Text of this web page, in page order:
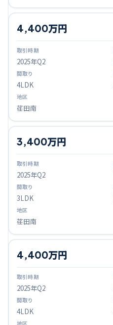
2025年Q2
4,400万円
4LDK
荏田南
2025年Q2
3,400万円
3LDK
荏田南
2025年Q2
4,400万円
4LDK